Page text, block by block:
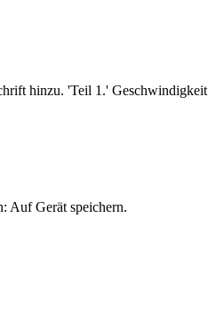
hinzu. 'Teil 1.'
Auf Gerät speichern.